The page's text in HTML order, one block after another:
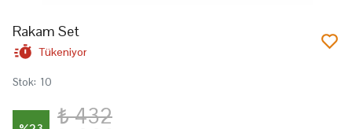
Rakam Set
Tükeniyor
Stok: 10
₺ 432